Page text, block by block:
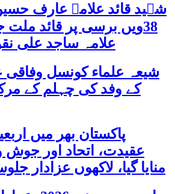
شہید قائد علامہ عارف
38ویں برسی پر قائد ملت
علامہ ساجد علی
شیعہ علماء کونسل وفاقی
کے وفد کی چہلم کے
عقیدت، اتحاد اور جوش
منایا گیا، لاکھوں عزادار